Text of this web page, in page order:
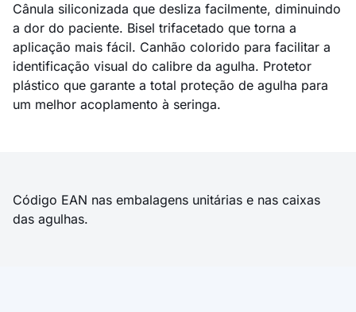
Cânula siliconizada que desliza facilmente, diminuindo
a dor do paciente. Bisel trifacetado que torna a
aplicação mais fácil. Canhão colorido para facilitar a
identificação visual do calibre da agulha. Protetor
plástico que garante a total proteção de agulha para
um melhor acoplamento à seringa.
Código EAN nas embalagens unitárias e nas caixas
das agulhas.